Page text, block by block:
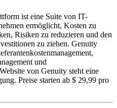
ist eine Suite von IT-
ermöglicht, Kosten zu
Risiken zu reduzieren und den
zu ziehen. Genuity
und
von Genuity steht eine
Preise starten ab $ 29,99 pro